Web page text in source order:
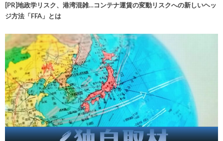
[PR]地政学リスク、港湾混雑…コンテナ運賃の変動リスクへの新しいヘッ
ジ方法「FFA」とは